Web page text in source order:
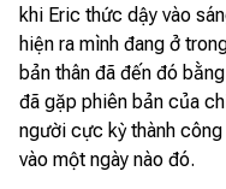
khi Eric thức dậy vào
hiện ra mình đang ở
bản thân đã đến đó
đã gặp phiên bản của
người cực kỳ thành công
vào một ngày nào đó.